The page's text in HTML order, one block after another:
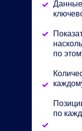
Данные
по
по